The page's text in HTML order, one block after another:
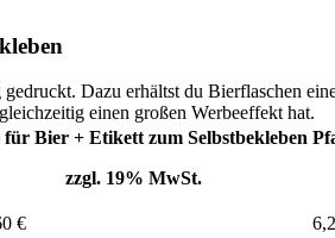
Dazu erhältst du Bierflaschen
einen großen Werbeeffekt hat.
für Bier + Etikett zum Selbstbekleben
zzgl. 19% MwSt.
€